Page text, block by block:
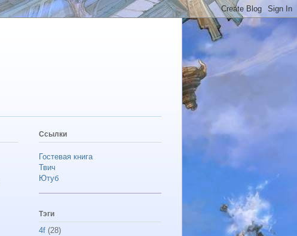
Ссылки
Гостевая книга
Твич
Ютуб
Тэги
4f (28)